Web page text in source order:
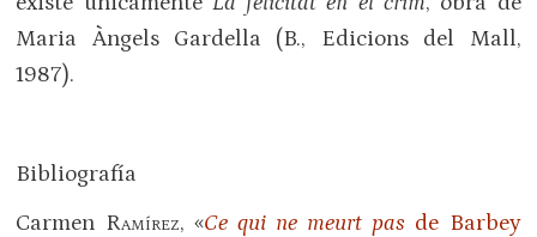
Maria Àngels Gardella (B., Edicions del Mall,
1987).
Bibliografía
Carmen Ramírez, «Ce qui ne meurt pas de Barbey